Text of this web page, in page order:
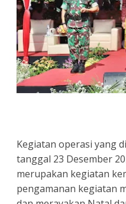
Kegiatan operasi yang
tanggal 23 Desember
merupakan kegiatan
pengamanan kegiatan